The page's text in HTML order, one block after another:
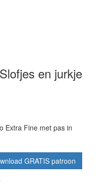
en jurkje
Extra Fine met pas in
GRATIS patroon